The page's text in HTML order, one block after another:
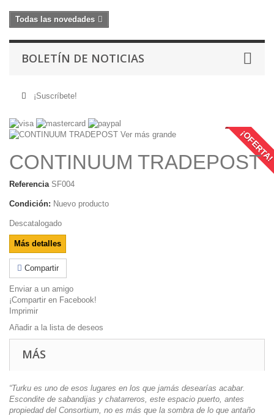
Todas las novedades
BOLETÍN DE NOTICIAS
¡Suscríbete!
Ver más grande
CONTINUUM TRADEPOST
Referencia SF004
Condición: Nuevo producto
Descatalogado
Más detalles
Compartir
Enviar a un amigo
¡Compartir en Facebook!
Imprimir
Añadir a la lista de deseos
MÁS
“Turku es uno de esos lugares en los que jamás desearías acabar.
Escondite de sabandijas y chatarreros, este espacio puerto, antes
propiedad del Consortium, no es más que la sombra de lo que antaño